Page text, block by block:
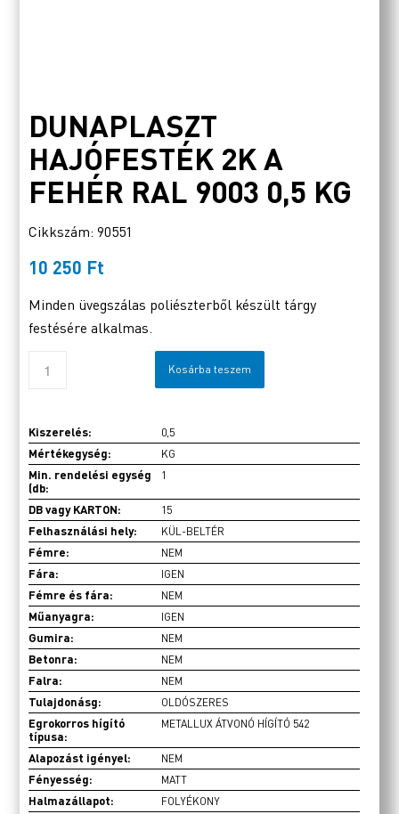
DUNAPLASZT
HAJÓFESTÉK 2K A
FEHÉR RAL 9003 0,5 KG
Cikkszám: 90551
10 250 Ft
Minden üvegszálas poliészterből készült tárgy
festésére alkalmas.
Kosárba teszem
Kiszerelés: 0,5
Mértékegység: KG
Min. rendelési egység
(db:
1
DB vagy KARTON: 15
Felhasználási hely: KÜL-BELTÉR
Fémre: NEM
Fára: IGEN
Fémre és fára: NEM
Műanyagra: IGEN
Gumira: NEM
Betonra: NEM
Falra: NEM
Tulajdonásg: OLDÓSZERES
Egrokorros hígító
típusa:
METALLUX ÁTVONÓ HÍGÍTÓ 542
Alapozást igényel: NEM
Fényesség: MATT
Halmazállapot: FOLYÉKONY